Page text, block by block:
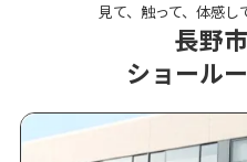
見て、触って、体感し
長野
ショール